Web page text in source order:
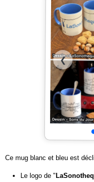
❮
Ce mug blanc et bleu est
Le logo de "